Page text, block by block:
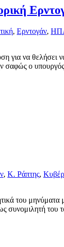
, Ερντογάν,
να θελήσει
σαφώς ο
, Κ. Ράπτης,
του
συνομιλητή του